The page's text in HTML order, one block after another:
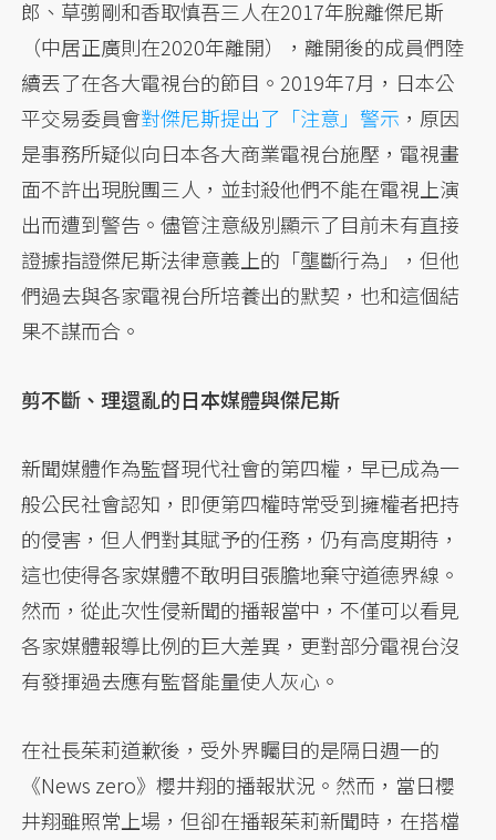
郎、草彅剛和香取慎吾三人在2017年脫離傑尼斯
（中居正廣則在2020年離開），離開後的成員們陸
續丟了在各大電視台的節目。2019年7月，日本公
平交易委員會對傑尼斯提出了「注意」警示 ，原因
是事務所疑似向日本各大商業電視台施壓，電視畫
面不許出現脫團三人，並封殺他們不能在電視上演
出而遭到警告。儘管注意級別顯示了目前未有直接
證據指證傑尼斯法律意義上的「壟斷行為」，但他
們過去與各家電視台所培養出的默契，也和這個結
果不謀而合。
剪不斷、理還亂的日本媒體與傑尼斯
新聞媒體作為監督現代社會的第四權，早已成為一
般公民社會認知，即便第四權時常受到擁權者把持
的侵害，但人們對其賦予的任務，仍有高度期待，
這也使得各家媒體不敢明目張膽地棄守道德界線。
然而，從此次性侵新聞的播報當中，不僅可以看見
各家媒體報導比例的巨大差異，更對部分電視台沒
有發揮過去應有監督能量使人灰心。
在社長茱莉道歉後，受外界矚目的是隔日週一的
《News zero》櫻井翔的播報狀況。然而，當日櫻
井翔雖照常上場，但卻在播報茱莉新聞時，在搭檔